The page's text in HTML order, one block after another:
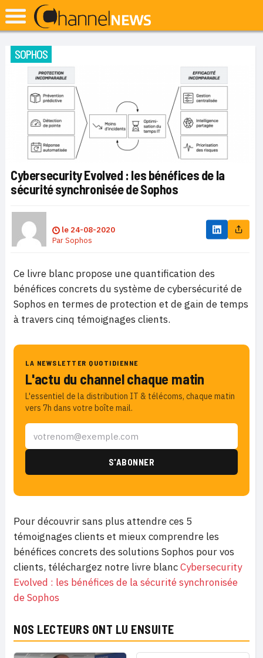
SOPHOS
Cybersecurity Evolved : les bénéfices de la
sécurité synchronisée de Sophos
le 24-08-2020
ParSophos
Ce livre blanc propose une quantification des
bénéfices concrets du système de cybersécurité de
Sophos en termes de protection et de gain de temps
à travers cinq témoignages clients.
LA NEWSLETTER QUOTIDIENNE
L'actu du channel chaque matin
L'essentiel de la distribution IT & télécoms, chaque matin
vers 7h dans votre boîte mail.
Pour découvrir sans plus attendre ces 5
témoignages clients et mieux comprendre les
bénéfices concrets des solutions Sophos pour vos
clients, téléchargez notre livre blancCybersecurity
Evolved : les bénéfices de la sécurité synchronisée
de Sophos
NOS LECTEURS ONT LU ENSUITE